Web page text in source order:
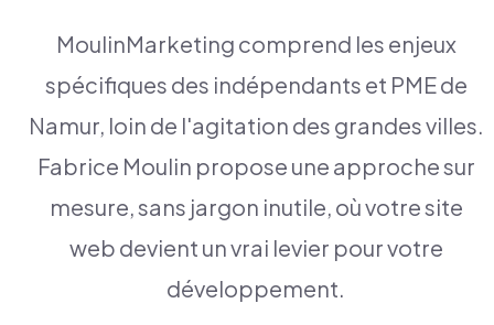
MoulinMarketing comprend les enjeux
spécifiques des indépendants et PME de
Namur, loin de l'agitation des grandes villes.
Fabrice Moulin propose une approche sur
mesure, sans jargon inutile, où votre site
web devient un vrai levier pour votre
développement.